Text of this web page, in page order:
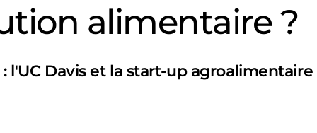
alimentaire ?
l'UC Davis et la start-up